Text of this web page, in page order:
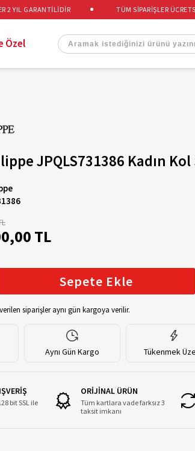
TÜM SİPARİŞLER ÜCRETSİZ
GARANTİLİDİR
Özel
JPQLS731386 Kadın
TL
Sepete Ekle
siparişler aynı gün kargoya verilir.
Aynı Gün Kargo Tükenmek
bit SSL ile
ORİJİNAL ÜRÜN
Tüm kartlara vade farksız 3
taksit imkanı